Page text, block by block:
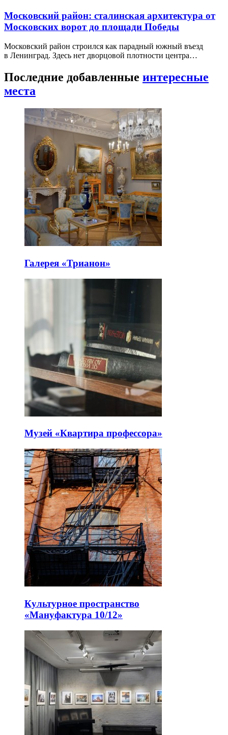
Московский район: сталинская архитектура от
Московских ворот до площади Победы
Московский район строился как парадный южный въезд
в Ленинград. Здесь нет дворцовой плотности центра…
Последние добавленные интересные
места
Галерея «Трианон»
Музей «Квартира профессора»
Культурное пространство
«Мануфактура 10/12»